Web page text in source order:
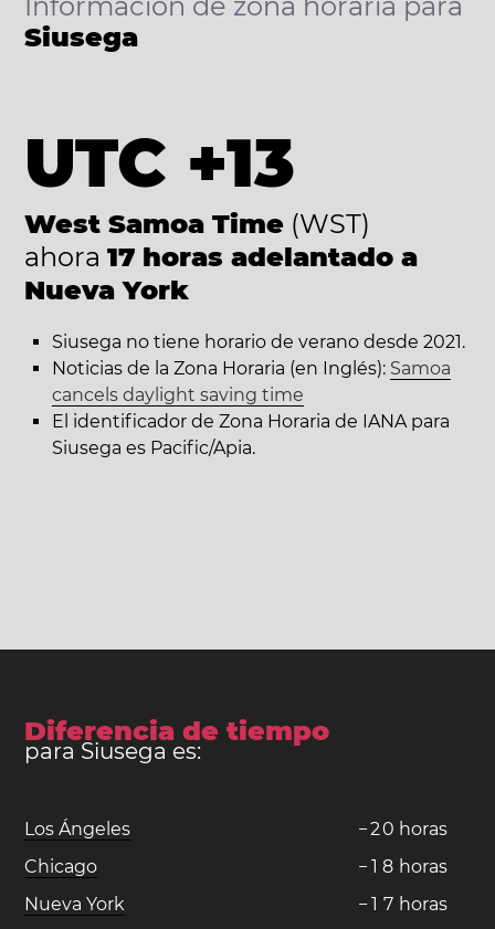
Siusega
UTC +13
West Samoa Time (WST)
ahora 17 horas adelantado a
Nueva York
Siusega no tiene horario de verano desde 2021.
Noticias de la Zona Horaria (en Inglés): Samoa
cancels daylight saving time
El identificador de Zona Horaria de IANA para
Siusega es Pacific/Apia.
Diferencia de tiempo
para Siusega es:
Los Ángeles −20 horas
Chicago
− 1 8 horas
Nueva York
− 1 7 horas